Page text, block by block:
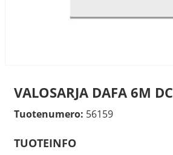
VALOSARJA DAFA 6M DC
Tuotenumero: 56159
TUOTEINFO